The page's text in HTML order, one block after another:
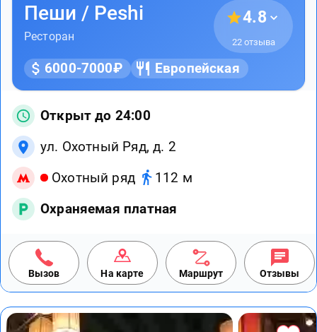
Пеши / Peshi
Ресторан
4.8
22 отзыва
6000-7000₽ Европейская
Открыт до 24:00
ул. Охотный Ряд, д. 2
Охотный ряд
112 м
Охраняемая платная
Вызов На карте Маршрут Отзывы